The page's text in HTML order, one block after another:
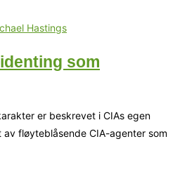
som
er beskrevet i CIAs egen
fløyteblåsende CIA-agenter som